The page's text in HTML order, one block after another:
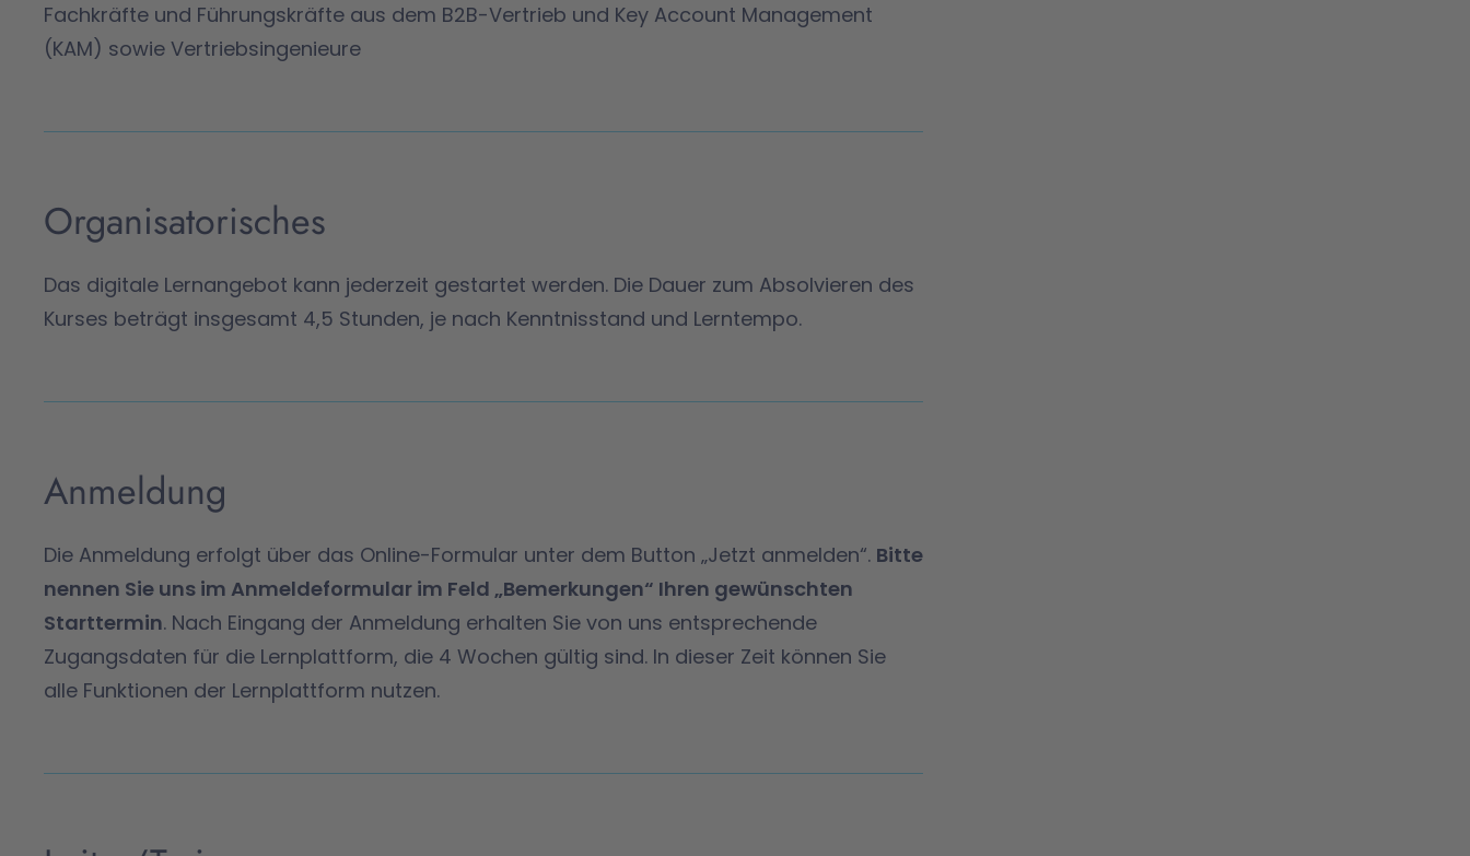
Fachkräfte und Führungskräfte aus dem B2B-Vertrieb und Key Account Management
(KAM) sowie Vertriebsingenieure
Organisatorisches
Das digitale Lernangebot kann jederzeit gestartet werden. Die Dauer zum Absolvieren des
Kurses beträgt insgesamt 4,5 Stunden, je nach Kenntnisstand und Lerntempo.
Anmeldung
Die Anmeldung erfolgt über das Online-Formular unter dem Button „Jetzt anmelden“. Bitte
nennen Sie uns im Anmeldeformular im Feld „Bemerkungen“ Ihren gewünschten
Starttermin. Nach Eingang der Anmeldung erhalten Sie von uns entsprechende
Zugangsdaten für die Lernplattform, die 4 Wochen gültig sind. In dieser Zeit können Sie
alle Funktionen der Lernplattform nutzen.